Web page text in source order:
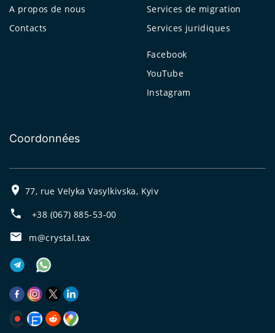
A propos de nous
Contacts
Services de migration
Services juridiques
Facebook
YouTube
Instagram
Coordonnées
77, rue Velyka Vasylkivska, Kyiv
+38 (067) 885-53-00
m@crystal.tax